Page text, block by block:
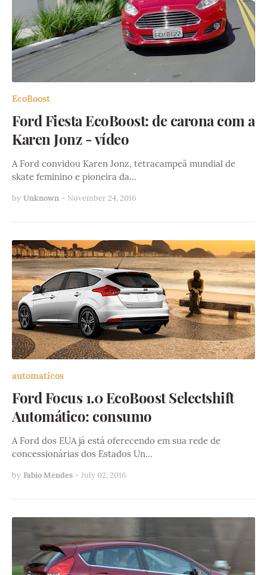
EcoBoost
Ford Fiesta EcoBoost: de carona com a
Karen Jonz - vídeo
A Ford convidou Karen Jonz, tetracampeã mundial de
skate feminino e pioneira da…
by Unknown - November 24, 2016
automaticos
Ford Focus 1.0 EcoBoost Selectshift
Automático: consumo
A Ford dos EUA já está oferecendo em sua rede de
concessionárias dos Estados Un…
by Fabio Mendes - July 02, 2016